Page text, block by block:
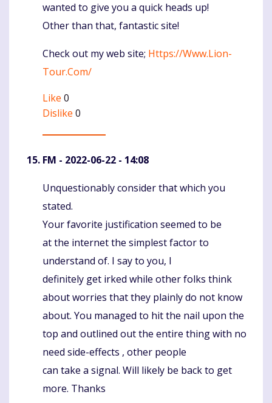
wanted to give you a quick heads up!
Other than that, fantastic site!
Check out my web site; Https://Www.Lion-
Tour.Com/
Like 0
Dislike 0
FM - 2022-06-22 - 14:08
Komentaras
Unquestionably consider that which you
stated.
Your favorite justification seemed to be
at the internet the simplest factor to
understand of. I say to you, I
definitely get irked while other folks think
about worries that they plainly do not know
about. You managed to hit the nail upon the
top and outlined out the entire thing with no
need side-effects , other people
can take a signal. Will likely be back to get
more. Thanks